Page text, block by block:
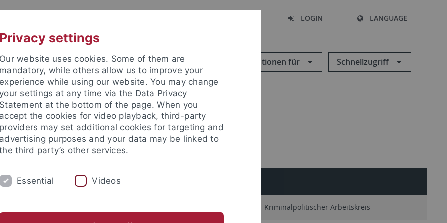
LOGIN LANGUAGE
Informationen für Schnellzugriff
FORSCHUNG LEHRE
Kriminologisch-Kriminalpolitischer Arbeitskreis
Privacy settings
Our website uses cookies. Some of them are
mandatory, while others allow us to improve your
experience while using our website. You may change
your settings at any time via the Data Privacy
Statement at the bottom of the page. When you
accept the cookies for video playback, third-party
providers may set additional cookies for targeting and
advertising purposes and your data may be linked to
the third party’s other services.
Essential Videos